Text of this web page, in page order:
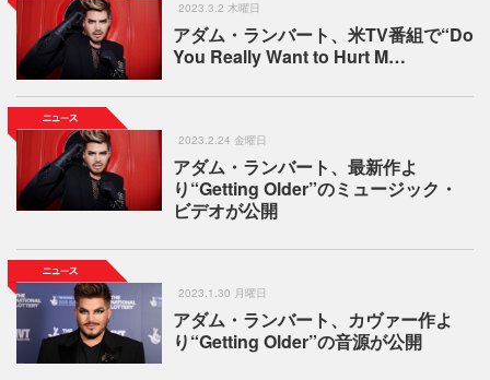
2023.3.2 木曜日
アダム・ランバート、米TV番組で“Do
You Really Want to Hurt M…
2023.2.24 金曜日
アダム・ランバート、最新作よ
り“Getting Older”のミュージック・
ビデオが公開
2023.1.30 月曜日
アダム・ランバート、カヴァー作よ
り“Getting Older”の音源が公開